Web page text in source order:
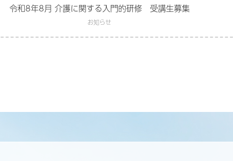
令和8年8月 介護に関する入門的研修 受講生募集
お知らせ